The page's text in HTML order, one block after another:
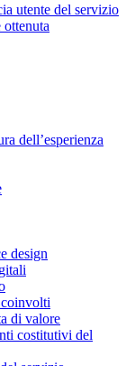
utente del servizio
dell’esperienza
design
di valore
costitutivi del